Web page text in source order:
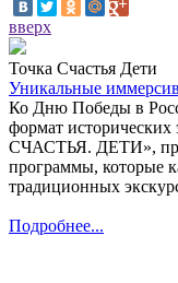
вверх
Точка Счастья Дети
Уникальные
Ко Дню Победы в
формат
СЧАСТЬЯ. ДЕТИ»,
программы, которые
традиционных
Подробнее...